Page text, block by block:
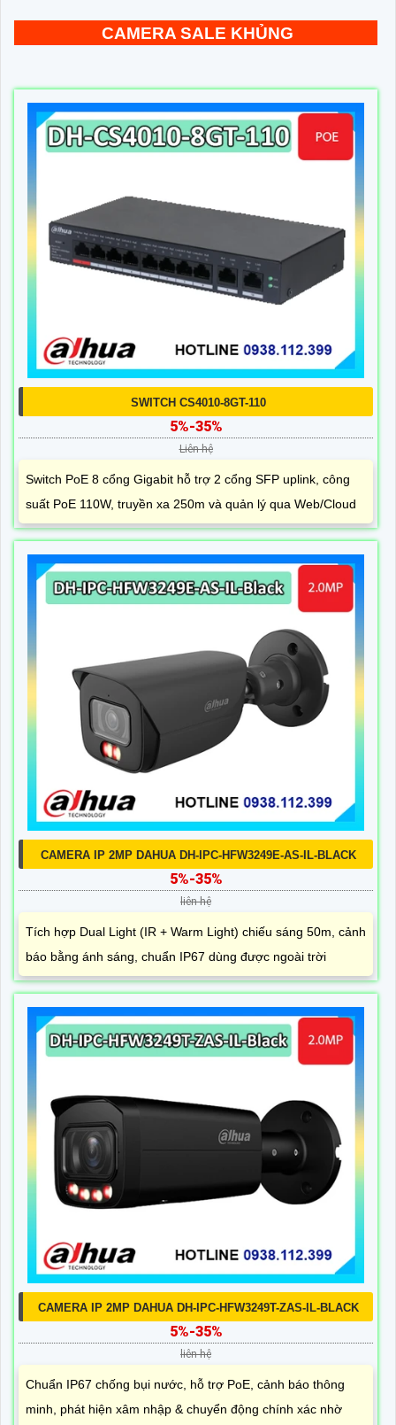
CAMERA SALE KHỦNG
SWITCH CS4010-8GT-110
5%-35%
Liên hệ
Switch PoE 8 cổng Gigabit hỗ trợ 2 cổng SFP uplink, công
suất PoE 110W, truyền xa 250m và quản lý qua Web/Cloud
CAMERA IP 2MP DAHUA DH-IPC-HFW3249E-AS-IL-BLACK
5%-35%
liên hệ
Tích hợp Dual Light (IR + Warm Light) chiếu sáng 50m, cảnh
báo bằng ánh sáng, chuẩn IP67 dùng được ngoài trời
CAMERA IP 2MP DAHUA DH-IPC-HFW3249T-ZAS-IL-BLACK
5%-35%
liên hệ
Chuẩn IP67 chống bụi nước, hỗ trợ PoE, cảnh báo thông
minh, phát hiện xâm nhập & chuyển động chính xác nhờ